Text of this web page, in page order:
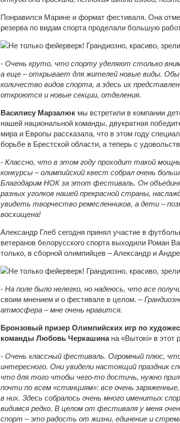
Понравился Марине и формат фестиваля. Она
резерва по видам спорта проделали большую
- Очень круто, что спорту уделяют столько
а еще – открывает для жителей новые виды.
количество видов спорта, а здесь их
откроются и новые секции, отделения.
Василису Марзалюк мы встретили в компании
нашей национальной команды, двукратная
мира и Европы рассказала, что в этом году
борьбе в Брестской области, а теперь с
- Классно, что в этом году проходит такой
конкурсы – олимпийский квест собрал очень
Благодарим НОК за этот фестиваль. Он
разных уголков нашей прекрасной страны,
увидеть творчество ремесленников, а дети –
восхищена!
Александр Глеб сегодня принял участие в
ветеранов белорусского спорта выходили Роман
только, в сборной олимпийцев – Александр и
- На поле было нелегко, но надеюсь, что все
своим мнением и о фестивале в целом. –
атмосфера – мне очень нравится.
Бронзовый призер Олимпийских игр по
команды Любовь Черкашинана «Вытокі» в этот
- Очень классный фестиваль. Огромный плюс,
интересного. Они увидели настоящий праздник
что для того чтобы чего-то достичь, нужно
почти по всем «станциям»: все очень
в них. Здесь собралось очень много именитых
видимся редко. В целом от фестиваля у меня
спорт – это радость от жизни, единение и